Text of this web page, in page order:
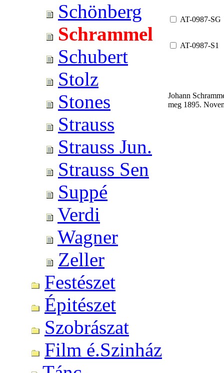
Schönberg
Schrammel
Schubert
Stolz
Stones
Strauss
Strauss Jun.
Strauss Sen
Suppé
Verdi
Wagner
Zeller
Festészet
Épitészet
Szobrászat
Film é.Szinház
AT-0987-SG
AT-0987-S1
Johann
meg 1895.